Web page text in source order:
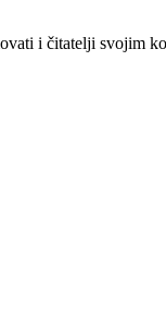
i čitatelji svojim